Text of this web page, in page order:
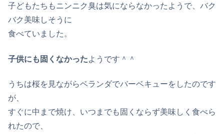
子どもたちもニンニク臭は気にならなかったようで、バク
バク美味しそうに
食べていました。
子供にも固くなかったようです＾＾
うちは桜を見ながらベランダでバーベキューをしたのです
が、
すぐに中まで焼け、いつまでも固くならず美味しく食べら
れたので、